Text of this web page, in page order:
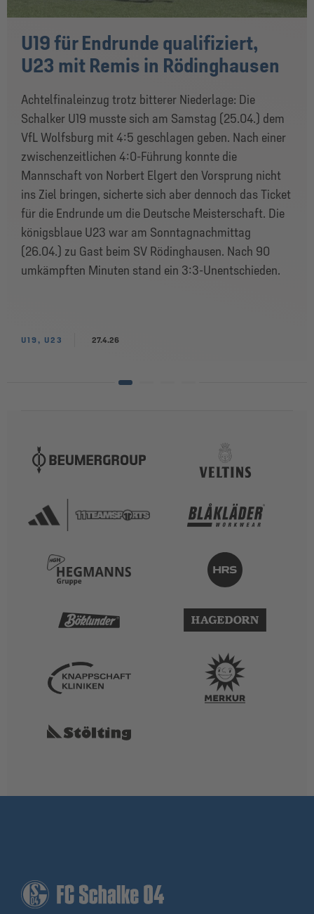
U19 für Endrunde qualifiziert,
U23 mit Remis in Rödinghausen
Achtelfinaleinzug trotz bitterer Niederlage: Die
Schalker U19 musste sich am Samstag (25.04.) dem
VfL Wolfsburg mit 4:5 geschlagen geben. Nach einer
zwischenzeitlichen 4:0-Führung konnte die
Mannschaft von Norbert Elgert den Vorsprung nicht
ins Ziel bringen, sicherte sich aber dennoch das Ticket
für die Endrunde um die Deutsche Meisterschaft. Die
königsblaue U23 war am Sonntagnachmittag
(26.04.) zu Gast beim SV Rödinghausen. Nach 90
umkämpften Minuten stand ein 3:3-Unentschieden.
U19, U23 27.4.26